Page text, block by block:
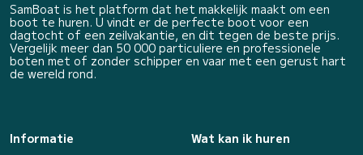
SamBoat is het platform dat het makkelijk maakt om een
boot te huren. U vindt er de perfecte boot voor een
dagtocht of een zeilvakantie, en dit tegen de beste prijs.
Vergelijk meer dan 50 000 particuliere en professionele
boten met of zonder schipper en vaar met een gerust hart
de wereld rond.
Informatie
Wat kan ik huren